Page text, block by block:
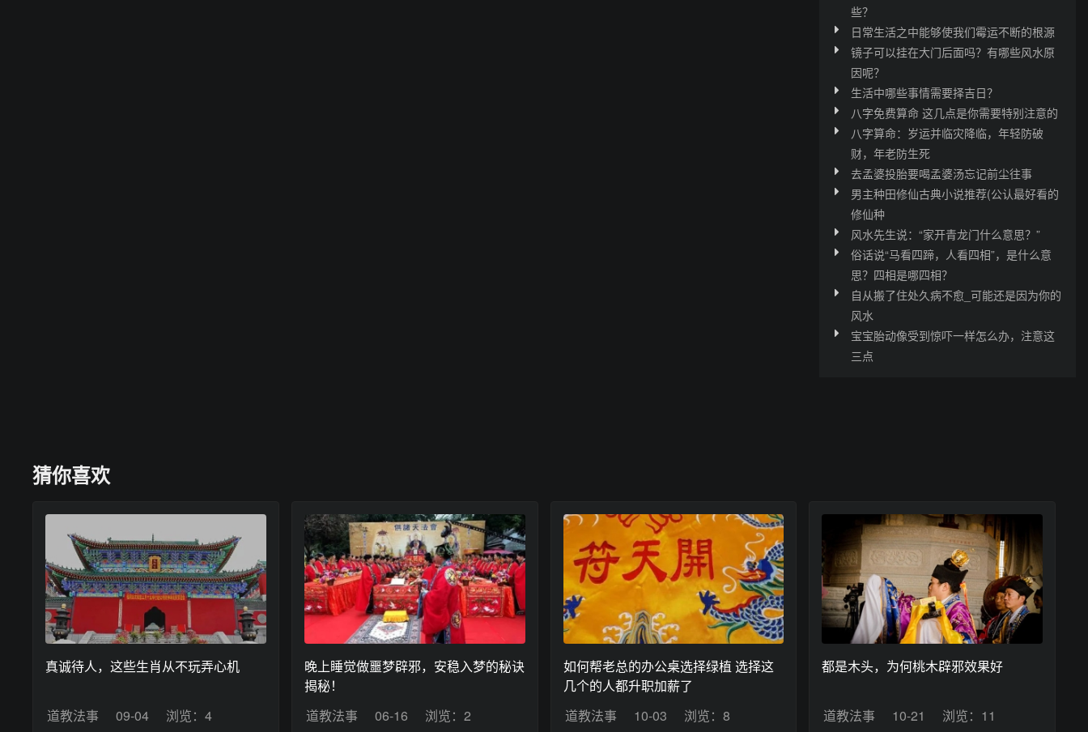
些？
日常生活之中能够使我们霉运不断的根源
镜子可以挂在大门后面吗？有哪些风水原
因呢？
生活中哪些事情需要择吉日？
八字免费算命 这几点是你需要特别注意的
八字算命：岁运并临灾降临，年轻防破
财，年老防生死
去孟婆投胎要喝孟婆汤忘记前尘往事
男主种田修仙古典小说推荐(公认最好看的
修仙种
风水先生说：“家开青龙门什么意思？”
俗话说“马看四蹄，人看四相”，是什么意
思？四相是哪四相？
自从搬了住处久病不愈_可能还是因为你的
风水
宝宝胎动像受到惊吓一样怎么办，注意这
三点
猜你喜欢
真诚待人，这些生肖从不玩弄心机
道教法事 09-04 浏览：4
晚上睡觉做噩梦辟邪，安稳入梦的秘诀
揭秘！
道教法事
06-16 浏览：2
如何帮老总的办公桌选择绿植 选择这
几个的人都升职加薪了
道教法事
10-03 浏览：8
都是木头，为何桃木辟邪效果好
道教法事 10-21 浏览：11